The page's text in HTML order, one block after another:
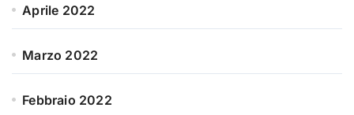
Aprile 2022
Marzo 2022
Febbraio 2022